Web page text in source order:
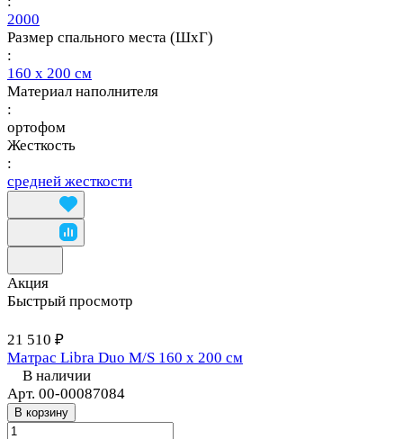
2000
Размер спального места (ШхГ)
:
160 х 200 см
Материал наполнителя
:
ортофом
Жесткость
:
средней жесткости
Акция
Быстрый просмотр
21 510 ₽
Матрас Libra Duo M/S 160 х 200 см
В наличии
Арт. 00-00087084
В корзину